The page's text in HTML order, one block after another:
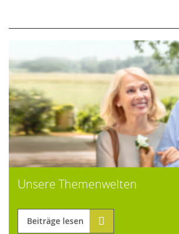
Unsere Themenwelten
Beiträge lesen